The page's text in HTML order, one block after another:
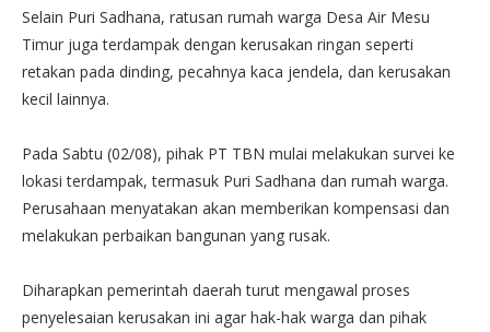
Selain Puri Sadhana, ratusan rumah warga Desa Air Mesu
Timur juga terdampak dengan kerusakan ringan seperti
retakan pada dinding, pecahnya kaca jendela, dan kerusakan
kecil lainnya.
Pada Sabtu (02/08), pihak PT TBN mulai melakukan survei ke
lokasi terdampak, termasuk Puri Sadhana dan rumah warga.
Perusahaan menyatakan akan memberikan kompensasi dan
melakukan perbaikan bangunan yang rusak.
Diharapkan pemerintah daerah turut mengawal proses
penyelesaian kerusakan ini agar hak-hak warga dan pihak